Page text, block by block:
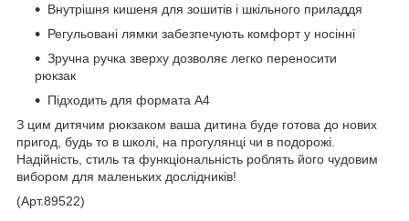
Внутрішня кишеня для зошитів і шкільного приладдя
Регульовані лямки забезпечують комфорт у носінні
Зручна ручка зверху дозволяє легко переносити
рюкзак
Підходить для формата А4
З цим дитячим рюкзаком ваша дитина буде готова до нових
пригод, будь то в школі, на прогулянці чи в подорожі.
Надійність, стиль та функціональність роблять його чудовим
вибором для маленьких дослідників!
(Арт.89522)